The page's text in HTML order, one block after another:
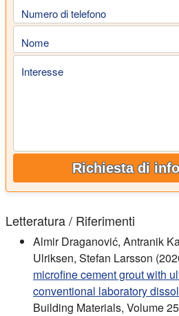
Numero di telefono
Nome
Interesse
Richiesta di
Letteratura / Riferimenti
Almir Draganović, Antranik
Ulriksen, Stefan Larsson
microfine cement grout with
conventional laboratory
Building Materials, Volume